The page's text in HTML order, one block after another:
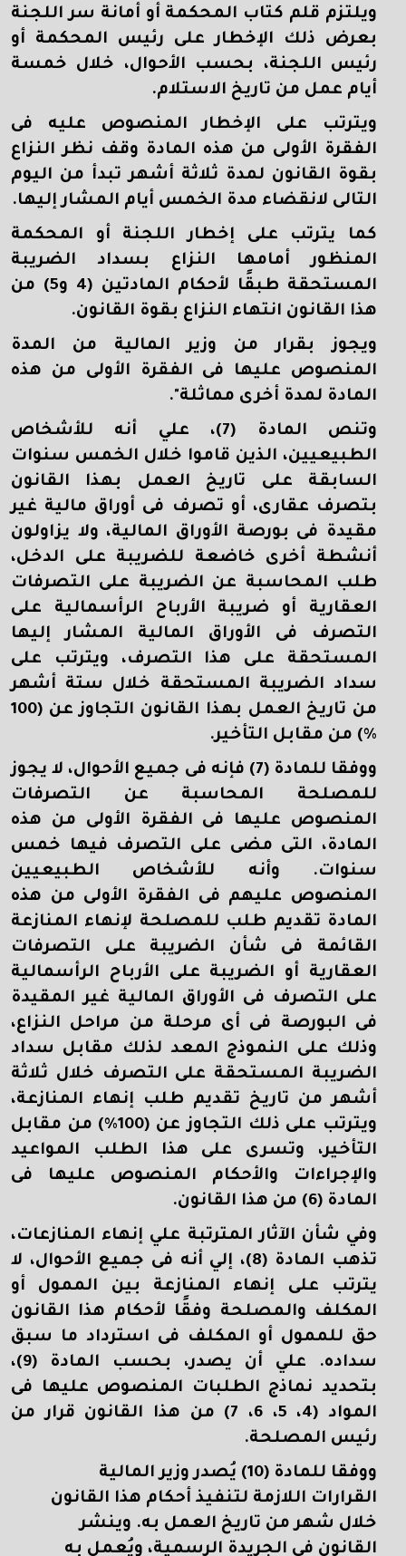
ويلتزم قلم كتاب المحكمة أو أمانة سر اللجنة
بعرض ذلك الإخطار على رئيس المحكمة أو
رئيس اللجنة، بحسب الأحوال، خلال خمسة
أيام عمل من تاريخ الاستلام.
ويترتب على الإخطار المنصوص عليه فى
الفقرة الأولى من هذه المادة وقف نظر النزاع
بقوة القانون لمدة ثلاثة أشهر تبدأ من اليوم
التالى لانقضاء مدة الخمس أيام المشار إليها.
كما يترتب على إخطار اللجنة أو المحكمة
المنظور أمامها النزاع بسداد الضريبة
المستحقة طبقًا لأحكام المادتين (4 و5) من
هذا القانون انتهاء النزاع بقوة القانون.
ويجوز بقرار من وزير المالية من المدة
المنصوص عليها فى الفقرة الأولى من هذه
المادة لمدة أخرى مماثلة".
وتنص المادة (7)، علي أنه للأشخاص
الطبيعيين، الذين قاموا خلال الخمس سنوات
السابقة على تاريخ العمل بهذا القانون
بتصرف عقارى، أو تصرف فى أوراق مالية غير
مقيدة فى بورصة الأوراق المالية، ولا يزاولون
أنشطة أخرى خاضعة للضريبة على الدخل،
طلب المحاسبة عن الضريبة على التصرفات
العقارية أو ضريبة الأرباح الرأسمالية على
التصرف فى الأوراق المالية المشار إليها
المستحقة على هذا التصرف، ويترتب على
سداد الضريبة المستحقة خلال ستة أشهر
من تاريخ العمل بهذا القانون التجاوز عن (100
%) من مقابل التأخير.
ووفقا للمادة (7) فإنه فى جميع الأحوال، لا يجوز
للمصلحة المحاسبة عن التصرفات
المنصوص عليها فى الفقرة الأولى من هذه
المادة، التى مضى على التصرف فيها خمس
سنوات. وأنه للأشخاص الطبيعيين
المنصوص عليهم فى الفقرة الأولى من هذه
المادة تقديم طلب للمصلحة لإنهاء المنازعة
القائمة فى شأن الضريبة على التصرفات
العقارية أو الضريبة على الأرباح الرأسمالية
على التصرف فى الأوراق المالية غير المقيدة
فى البورصة فى أى مرحلة من مراحل النزاع،
وذلك على النموذج المعد لذلك مقابل سداد
الضريبة المستحقة على التصرف خلال ثلاثة
أشهر من تاريخ تقديم طلب إنهاء المنازعة،
ويترتب على ذلك التجاوز عن (100%
) من مقابل
التأخير، وتسرى على هذا الطلب المواعيد
والإجراءات والأحكام المنصوص عليها فى
المادة (6) من هذا القانون.
وفي شأن الآثار المترتبة علي إنهاء المنازعات،
تذهب المادة (8)، إلي أنه فى جميع الأحوال، لا
يترتب على إنهاء المنازعة بين الممول أو
المكلف والمصلحة وفقًا لأحكام هذا القانون
حق للممول أو المكلف فى استرداد ما سبق
سداده. علي أن يصدر، بحسب المادة (9)،
بتحديد نماذج الطلبات المنصوص عليها فى
المواد (4، 5، 6، 7) من هذا القانون قرار من
رئيس المصلحة.
ووفقا للمادة (10) يُصدر وزير المالية
القرارات اللازمة لتنفيذ أحكام هذا القانون
خلال شهر من تاريخ العمل به. وينشر
القانون فى الجريدة الرسمية، ويُعمل به